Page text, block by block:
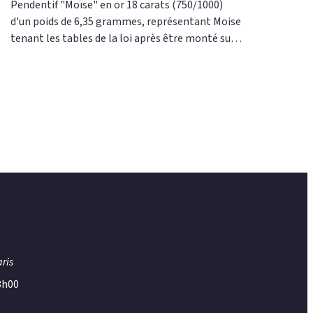
Pendentif "Moïse" en or 18 carats (750/1000)
d'un poids de 6,35 grammes, représentant Moise
tenant les tables de la loi après être monté sur
atelier à notre adresse : Or-Gemmes 127, rue du